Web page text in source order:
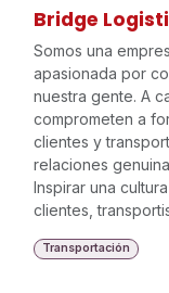
Bridge
Somos una
apasionada por
nuestra gente. A
comprometen a
clientes y
relaciones
Inspirar una
clientes,
Transportación